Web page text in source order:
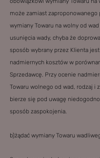
może zamiast zaproponowanego
wymiany Towaru na wolny od
usunięcia wady, chyba że
sposób wybrany przez Klienta
nadmiernych kosztów w
Sprzedawcę. Przy ocenie
Towaru wolnego od wad, rodzaj i
bierze się pod uwagę
sposób zaspokojenia.
b)żądać wymiany Towaru